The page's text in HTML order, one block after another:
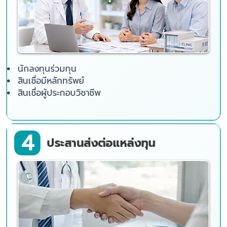
นักลงทุนร่วมทุน
สินเชื่อมีหลักทรัพย์
สินเชื่อผู้ประกอบวิชาชีพ​
4 ประสานส่งต่อแหล่งทุน